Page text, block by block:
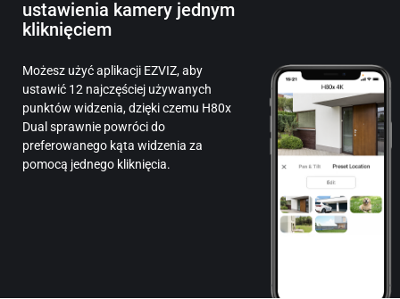
ustawienia kamery jednym
kliknięciem
Możesz użyć aplikacji EZVIZ, aby
ustawić 12 najczęściej używanych
punktów widzenia, dzięki czemu H80x
Dual sprawnie powróci do
preferowanego kąta widzenia za
pomocą jednego kliknięcia.